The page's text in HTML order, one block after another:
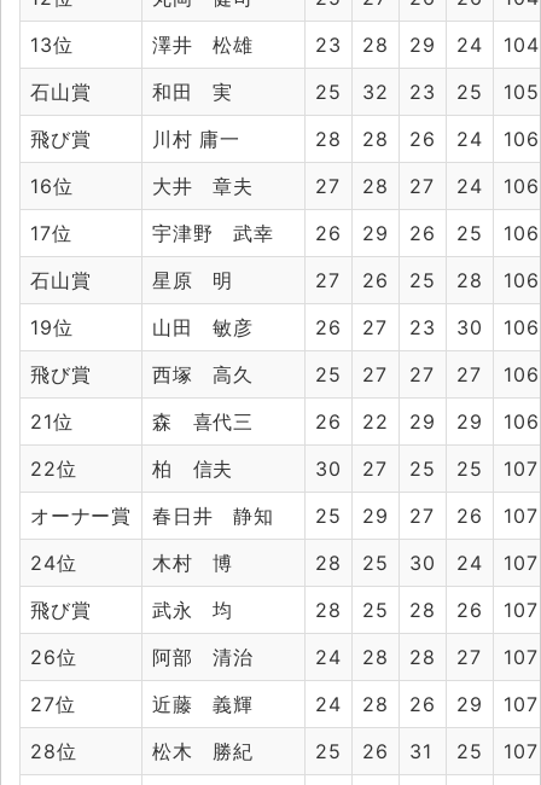
13位
澤井 松雄 23 28 29 24
104
石山賞
和田 実 25 32 23 25
105
飛び賞
川村 庸一 28 28 26 24
106
16位
大井 章夫 27 28 27 24
106
17位
宇津野 武幸 26 29 26 25
106
石山賞
星原 明 27 26 25 28
106
19位
山田 敏彦 26 27 23 30
106
飛び賞
西塚 高久 25 27 27 27
106
21位
森 喜代三 26 22 29 29
106
22位
柏 信夫 30 27 25 25
107
オーナー賞
春日井 静知 25 29 27 26
107
24位
木村 博 28 25 30 24
107
飛び賞
武永 均 28 25 28 26
107
26位
阿部 清治 24 28 28 27
107
27位
近藤 義輝 24 28 26 29
107
28位
松木 勝紀 25 26 31 25
107